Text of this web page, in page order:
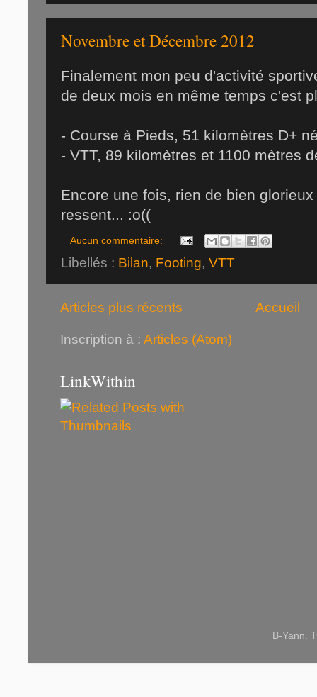
Novembre et Décembre 2012
Finalement mon peu d'activité
de deux mois en même temps c'est
- Course à Pieds, 51 kilomètres D+
- VTT, 89 kilomètres et 1100 mètres
Encore une fois, rien de bien
ressent... :o((
Aucun commentaire:
Libellés : Bilan, Footing, VTT
Articles plus récents Accueil
Inscription à : Articles (Atom)
LinkWithin
B-Yann.